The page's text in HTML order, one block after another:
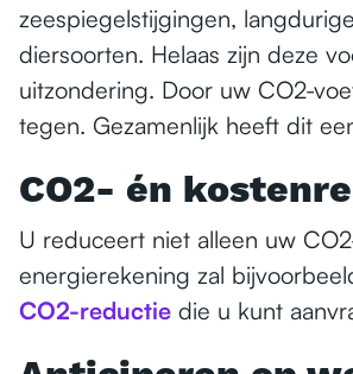
zeespiegelstijgingen,
diersoorten. Helaas zijn deze
uitzondering. Door uw CO2-
tegen. Gezamenlijk heeft dit
CO2- én
U reduceert niet alleen uw
energierekening zal
CO2-reductie die u kunt